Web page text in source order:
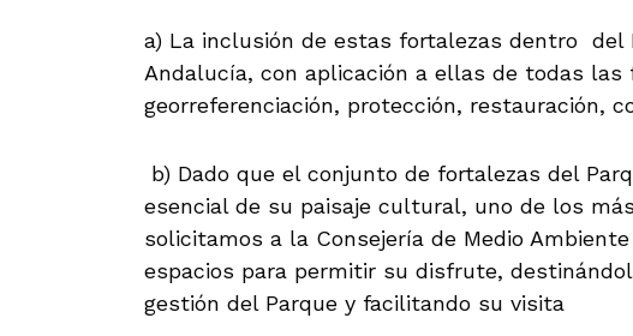
a) La inclusión de estas fortalezas dentro del
Andalucía, con aplicación a ellas de todas las
georreferenciación, protección, restauración,
b) Dado que el conjunto de fortalezas del
esencial de su paisaje cultural, uno de los
solicitamos a la Consejería de Medio
espacios para permitir su disfrute,
gestión del Parque y facilitando su visita